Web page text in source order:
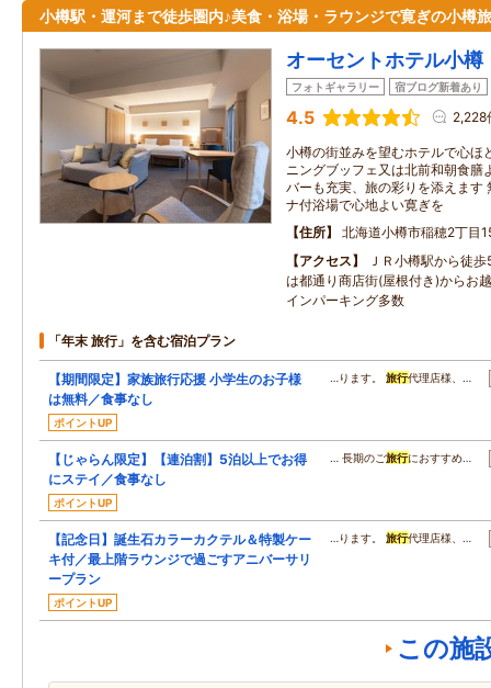
小樽駅・運河まで徒歩圏内♪美食・浴場・ラウンジで寛ぎの小樽
オーセントホテル小樽
フォトギャラリー 宿ブログ新着あり
4.5 2,228
小樽の街並みを望むホテルで心ほ
ニングブッフェ又は北前和朝食膳
バーも充実、旅の彩りを添えます
ナ付浴場で心地よい寛ぎを
住所
北海道小樽市稲穂2丁目
アクセス
ＪＲ小樽駅から徒
は都通り商店街(屋根付き)からお
インパーキング多数
「年末 旅行」を含む宿泊プラン
【期間限定】家族旅行応援 小学生のお子様
は無料／食事なし
ポイントUP
…ります。旅行代理店様、…
【じゃらん限定】【連泊割】5泊以上でお得
にステイ／食事なし
ポイントUP
… 長期のご旅行におすすめ…
【記念日】誕生石カラーカクテル＆特製ケー
キ付／最上階ラウンジで過ごすアニバーサリ
ープラン
ポイントUP
…ります。旅行代理店様、…
この施